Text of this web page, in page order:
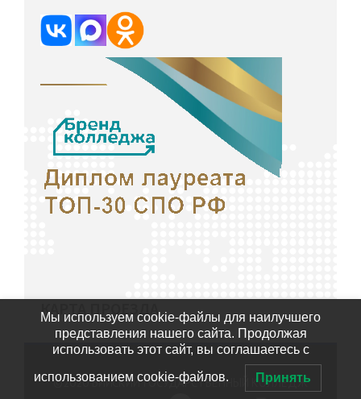
КАРТА ПРОЕЗДА
©2020БИЙСКИЙ ГОСУДАРСТВЕННЫЙ КОЛЛЕДЖ
Мы используем cookie-файлы для наилучшего
представления нашего сайта. Продолжая
использовать этот сайт, вы соглашаетесь с
использованием cookie-файлов. Принять